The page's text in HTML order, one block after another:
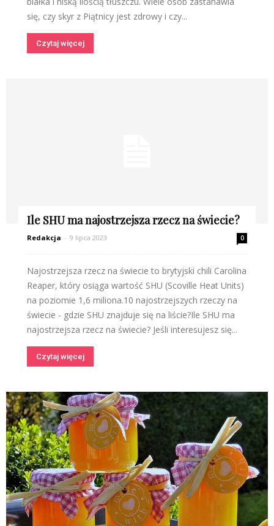
się, czy skyr z Piątnicy jest zdrowy i czy...
Czytaj więcej
Ile SHU ma najostrzejsza rzecz na świecie?
Redakcja - 9 lipca 2023 0
Najostrzejsza rzecz na świecie to brytyjski chili Carolina
Reaper, który osiąga wartość SHU (Scoville Heat Units)
na poziomie 1,6 miliona.10 najostrzejszych rzeczy na
świecie - gdzie SHU znajduje się na liście?Ile SHU ma
najostrzejsza rzecz na świecie? Jeśli interesujesz się...
Czytaj więcej